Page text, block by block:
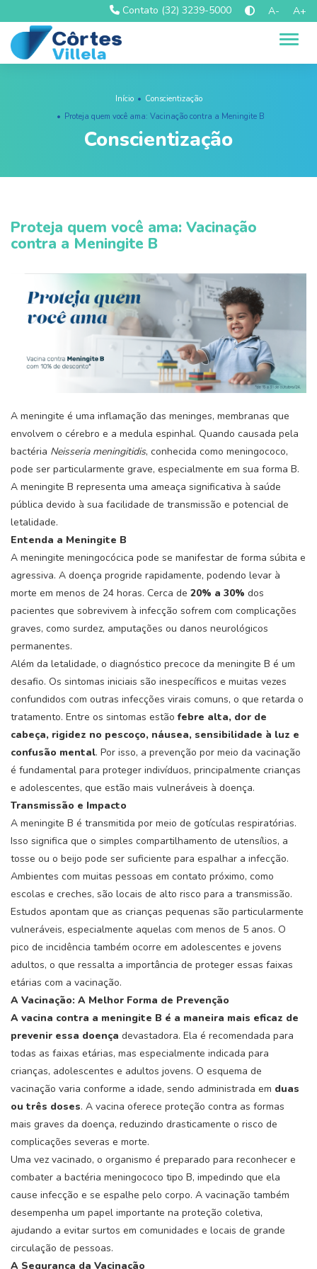
Contato (32) 3239-5000 A- A+
Início
Conscientização
Proteja quem você ama: Vacinação contra a Meningite B
Conscientização
Proteja quem você ama: Vacinação
contra a Meningite B
A meningite é uma inflamação das meninges, membranas que
envolvem o cérebro e a medula espinhal. Quando causada pela
bactéria Neisseria meningitidis, conhecida como meningococo,
pode ser particularmente grave, especialmente em sua forma B.
A meningite B representa uma ameaça significativa à saúde
pública devido à sua facilidade de transmissão e potencial de
letalidade.
Entenda a Meningite B
A meningite meningocócica pode se manifestar de forma súbita e
agressiva. A doença progride rapidamente, podendo levar à
morte em menos de 24 horas. Cerca de 20% a 30% dos
pacientes que sobrevivem à infecção sofrem com complicações
graves, como surdez, amputações ou danos neurológicos
permanentes.
Além da letalidade, o diagnóstico precoce da meningite B é um
desafio. Os sintomas iniciais são inespecíficos e muitas vezes
confundidos com outras infecções virais comuns, o que retarda o
tratamento. Entre os sintomas estãofebre alta, dor de
cabeça, rigidez no pescoço, náusea, sensibilidade à luz e
confusão mental. Por isso, a prevenção por meio da vacinação
é fundamental para proteger indivíduos, principalmente crianças
e adolescentes, que estão mais vulneráveis à doença.
Transmissão e Impacto
A meningite B é transmitida por meio de gotículas respiratórias.
Isso significa que o simples compartilhamento de utensílios, a
tosse ou o beijo pode ser suficiente para espalhar a infecção.
Ambientes com muitas pessoas em contato próximo, como
escolas e creches, são locais de alto risco para a transmissão.
Estudos apontam que as crianças pequenas são particularmente
vulneráveis, especialmente aquelas com menos de 5 anos. O
pico de incidência também ocorre em adolescentes e jovens
adultos, o que ressalta a importância de proteger essas faixas
etárias com a vacinação.
A Vacinação: A Melhor Forma de Prevenção
A vacina contra a meningite B é a maneira mais eficaz de
prevenir essa doença devastadora. Ela é recomendada para
todas as faixas etárias, mas especialmente indicada para
crianças, adolescentes e adultos jovens. O esquema de
vacinação varia conforme a idade, sendo administrada em duas
ou três doses. A vacina oferece proteção contra as formas
mais graves da doença, reduzindo drasticamente o risco de
complicações severas e morte.
Uma vez vacinado, o organismo é preparado para reconhecer e
combater a bactéria meningococo tipo B, impedindo que ela
cause infecção e se espalhe pelo corpo. A vacinação também
desempenha um papel importante na proteção coletiva,
ajudando a evitar surtos em comunidades e locais de grande
circulação de pessoas.
A Segurança da Vacinação